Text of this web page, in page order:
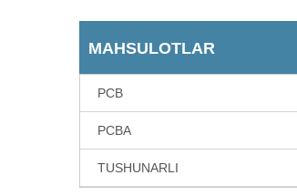
MAHSULOTLAR
PCB
PCBA
TUSHUNARLI